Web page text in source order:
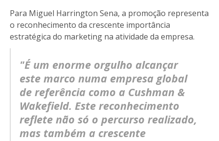
Para Miguel Harrington Sena, a promoção representa
o reconhecimento da crescente importância
estratégica do marketing na atividade da empresa.
"É um enorme orgulho alcançar
este marco numa empresa global
de referência como a Cushman &
Wakefield. Este reconhecimento
reflete não só o percurso realizado,
mas também a crescente